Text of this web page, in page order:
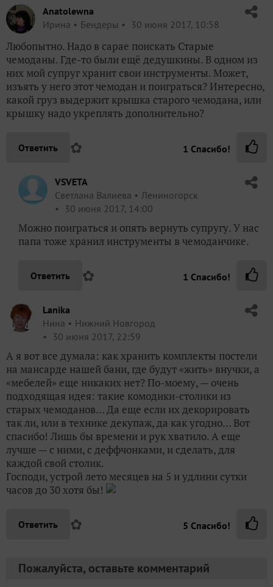
Anatolewna
Ирина
Бендеры 30 июня 2017, 10:58
Любопытно. Надо в сарае поискать Старые
чемоданы. Где-то были ещё дедушкины. В одном из
них мой супруг хранит свои инструменты. Может,
изъять у него этот чемодан и поиграться? Интересно,
какой груз выдержит крышка старого чемодана, или
крышку надо укреплять дополнительно?
Ответить ✿ 1 Спасибо!
VSVETA
Светлана Валиева
Лениногорск
30 июня 2017, 14:00
Можно поиграться и опять вернуть супругу. У нас
папа тоже хранил инструменты в чемоданчике.
Ответить ✿ 1 Спасибо!
Lanika
Нина
Нижний Новгород
30 июня 2017, 22:59
А я вот все думала: как хранить комплекты постели
на мансарде нашей бани, где будут «жить» внучки, а
«мебелей» еще никаких нет? По-моему, — очень
подходящая идея: такие комодики-столики из
старых чемоданов… Да еще если их декорировать
так ли, или в технике декупаж, да как угодно… Вот
спасибо! Лишь бы времени и рук хватило. А еще
лучше — с ними, с деффчонками, и сделать, для
каждой свой столик.
Господи, устрой лето месяцев на 5 и удлини сутки
часов до 30 хотя бы!
Ответить ✿ 5 Спасибо!
Пожалуйста, оставьте комментарий